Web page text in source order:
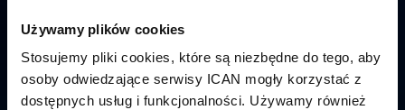
Używamy plików cookies
Stosujemy pliki cookies, które są niezbędne do tego, aby
osoby odwiedzające serwisy ICAN mogły korzystać z
dostępnych usług i funkcjonalności. Używamy również